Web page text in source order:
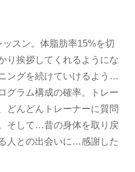
スン。体脂肪率15%を切
り挨拶してくれるようにな
ングを続けていけるよう…
グラム構成の確率。トレー
どんどんトレーナーに質問
そして…昔の身体を取り戻
人との出会いに…感謝した